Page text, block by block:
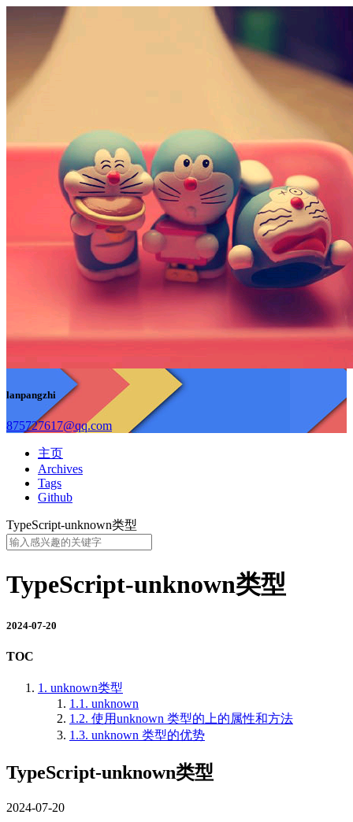
lanpangzhi
875727617@qq.com
主页
Archives
Tags
Github
TypeScript-unknown类型
TypeScript-unknown类型
2024-07-20
TOC
1. unknown类型
1.1. unknown
1.2. 使用unknown 类型的上的属性和方法
1.3. unknown 类型的优势
TypeScript-unknown类型
2024-07-20